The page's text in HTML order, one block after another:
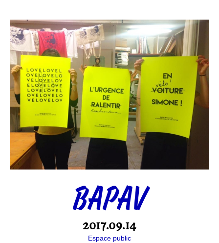
BAPAV
2017.09.14
Espace public